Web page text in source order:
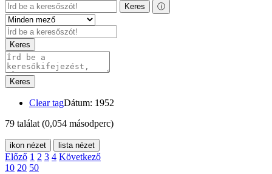
Keres ⓘ
Keres
Keres
Clear tagDátum: 1952
79 találat (0,054 másodperc)
ikon nézet lista nézet
Előző 1 2 3 4 Következő
10 20 50